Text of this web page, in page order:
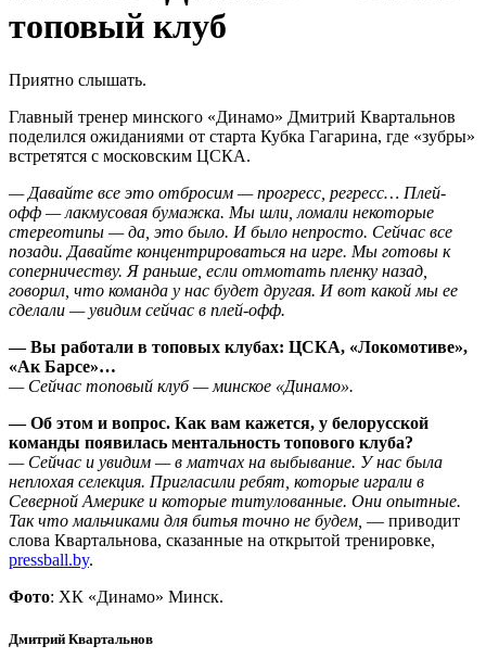
топовый клуб
Приятно слышать.
Главный тренер минского «Динамо» Дмитрий Квартальнов
поделился ожиданиями от старта Кубка Гагарина, где «зубры»
встретятся с московским ЦСКА.
— Давайте все это отбросим — прогресс, регресс… Плей-
офф — лакмусовая бумажка. Мы шли, ломали некоторые
стереотипы — да, это было. И было непросто. Сейчас все
позади. Давайте концентрироваться на игре. Мы готовы к
соперничеству. Я раньше, если отмотать пленку назад,
говорил, что команда у нас будет другая. И вот какой мы ее
сделали — увидим сейчас в плей-офф.
— Вы работали в топовых клубах: ЦСКА, «Локомотиве»,
«Ак Барсе»…
— Сейчас топовый клуб — минское «Динамо».
— Об этом и вопрос. Как вам кажется, у белорусской
команды появилась ментальность топового клуба?
— Сейчас и увидим — в матчах на выбывание. У нас была
неплохая селекция. Пригласили ребят, которые играли в
Северной Америке и которые титулованные. Они опытные.
Так что мальчиками для битья точно не будем, — приводит
слова Квартальнова, сказанные на открытой тренировке,
pressbаll.by.
Фото: ХК «Динамо» Минск.
Дмитрий Квартальнов